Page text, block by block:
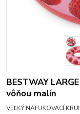
BESTWAY
vôňou malín
VEĽKÝ NAFUKOVACÍ